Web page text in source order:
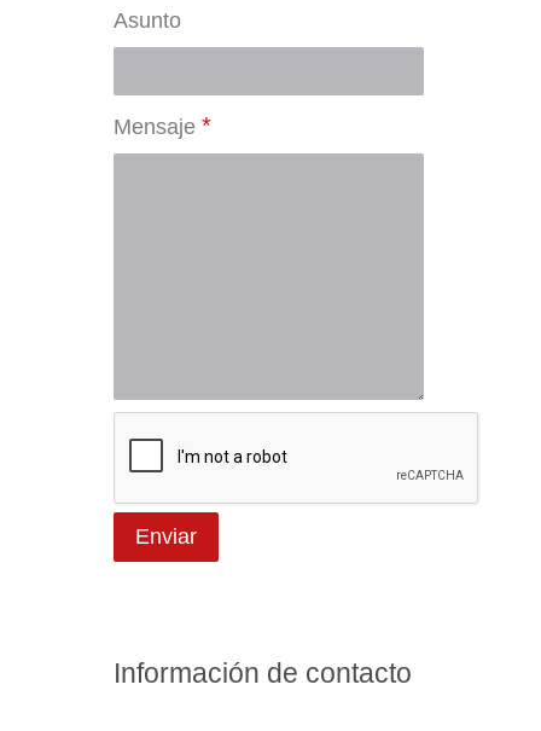
Asunto
Mensaje *
Información de contacto